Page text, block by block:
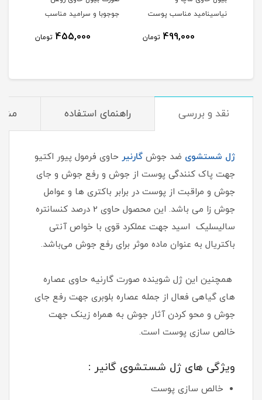
نیاسینامید مناسب پوست
499,000 تومان
جوجوبا و سرامید مناسب
455,000 تومان
نقد و بررسی راهنمای استفاده
ژل شستشوی ضد جوش گارنیر حاوی فرمول پیور اکتیو
جهت پاک کنندگی پوست از جوش و رفع جوش و جای
جوش و مراقبت از پوست در برابر باکتری ها و عوامل
جوش زا می باشد. این محصول حاوی 2 درصد کنسانتره
سالیسلیک اسید جهت عملکرد قوی با خواص آنتی
باکتریال به عنوان ماده موثر برای رفع جوش می‌باشد.
همچنین این ژل شوینده صورت گارنیه حاوی عصاره
های گیاهی فعال از جمله عصاره بلوبری جهت رفع جای
جوش و محو کردن آثار جوش به همراه زینک جهت
خالص سازی پوست است.
ویژگی های ژل شستشوی گانیر :
خالص سازی پوست